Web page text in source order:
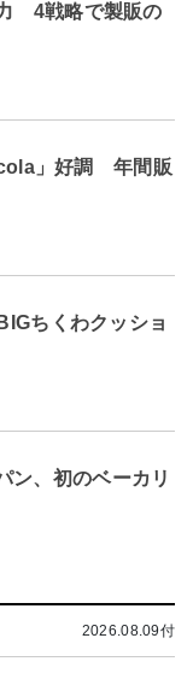
4戦略で製販の
cola」好調 年間販
ちくわクッショ
ン、初のベーカリ
2026.08.09付